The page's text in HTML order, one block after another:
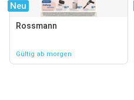
Neu
Rossmann
Gültig ab morgen